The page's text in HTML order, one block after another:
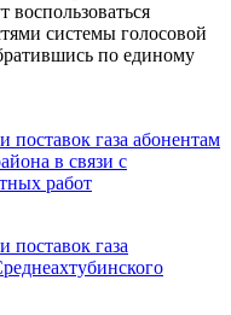
системы голосовой
по единому
газа абонентам
в связи с
работ
газа